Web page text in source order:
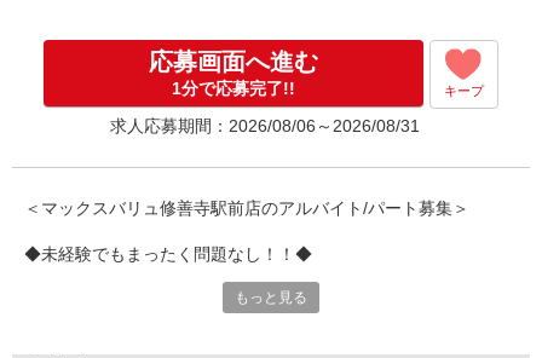
【契約期間】 試用期間3カ月後、6カ月ごと更新
※試用期間中も条件は同じです
応募画面へ進む
1分で応募完了!! キープ
求人応募期間：2026/08/06～2026/08/31
＜マックスバリュ修善寺駅前店のアルバイト/パート募集＞
◆未経験でもまったく問題なし！！◆
スーパーでのお仕事が初めて！！ そもそもバイトが初めて！！
もっと見る